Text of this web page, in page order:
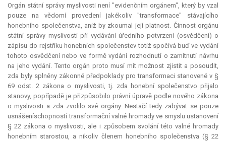
Orgán státní správy myslivosti není "evidenčním orgánem", který by vzal
pouze na vědomí provedení jakékoliv "transformace" stávajícího
honebního společenstva, aniž by zkoumal její platnost. Činnost orgánu
státní správy myslivosti při vydávání úředního potvrzení (osvědčení) o
zápisu do rejstříku honebních společenstev totiž spočívá buď ve vydání
tohoto osvědčení nebo ve formě vydání rozhodnutí o zamítnutí návrhu
na jeho vydání. Tento orgán proto musí mít možnost zjistit a posoudit,
zda byly splněny zákonné předpoklady pro transformaci stanovené v §
69 odst. 2 zákona o myslivosti, tj. zda honební společenstvo přijalo
stanovy, popřípadě je přizpůsobilo právní úpravě podle nového zákona
o myslivosti a zda zvolilo své orgány. Nestačí tedy zabývat se pouze
usnášeníschopností transformační valné hromady ve smyslu ustanovení
§ 22 zákona o myslivosti, ale i způsobem svolání této valné hromady
honebním starostou, a nikoliv členem honebního společenstva (§ 22